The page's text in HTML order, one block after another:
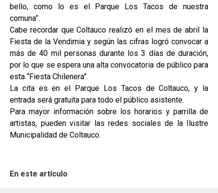
bello, como lo es el Parque Los Tacos de nuestra
comuna”.
Cabe recordar que Coltauco realizó en el mes de abril la
Fiesta de la Vendimia y según las cifras logró convocar a
más de 40 mil personas durante los 3 días de duración,
por lo que se espera una alta convocatoria de público para
esta “Fiesta Chilenera”.
La cita es en el Parque Los Tacos de Coltauco, y la
entrada será gratuita para todo el público asistente.
Para mayor información sobre los horarios y parrilla de
artistas, pueden visitar las redes sociales de la Ilustre
Municipalidad de Coltauco.
En este artículo